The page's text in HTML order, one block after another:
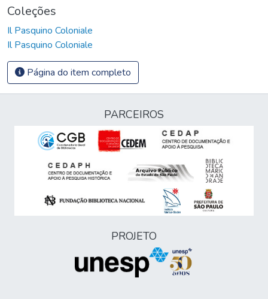
Coleções
Il Pasquino Coloniale
Il Pasquino Coloniale
Página do item completo
PARCEIROS
PROJETO